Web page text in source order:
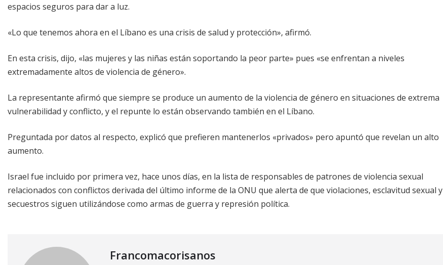
espacios seguros para dar a luz.
«Lo que tenemos ahora en el Líbano es una crisis de salud y protección», afirmó.
En esta crisis, dijo, «las mujeres y las niñas están soportando la peor parte» pues «se enfrentan a niveles
extremadamente altos de violencia de género».
La representante afirmó que siempre se produce un aumento de la violencia de género en situaciones de extrema
vulnerabilidad y conflicto, y el repunte lo están observando también en el Líbano.
Preguntada por datos al respecto, explicó que prefieren mantenerlos «privados» pero apuntó que revelan un alto
aumento.
Israel fue incluido por primera vez, hace unos días, en la lista de responsables de patrones de violencia sexual
relacionados con conflictos derivada del último informe de la ONU que alerta de que violaciones, esclavitud sexual y
secuestros siguen utilizándose como armas de guerra y represión política.
Francomacorisanos